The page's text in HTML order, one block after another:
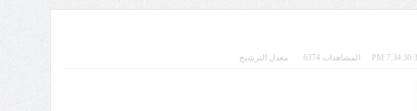
المشاهدات 6374 معدل الترشيح